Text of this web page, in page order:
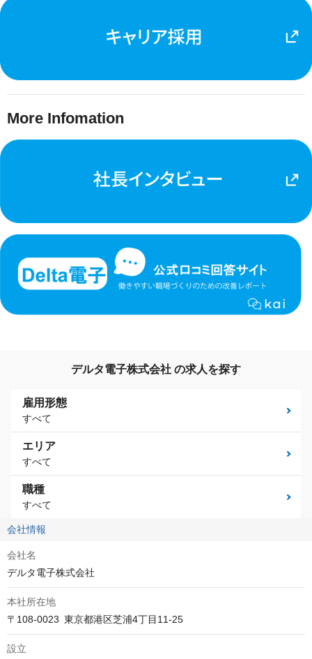
More Infomation
デルタ電子株式会社 の求人を探す
雇用形態
すべて
エリア
すべて
職種
すべて
会社情報
会社名
デルタ電子株式会社
本社所在地
〒108-0023 東京都港区芝浦4丁目11-25
設立